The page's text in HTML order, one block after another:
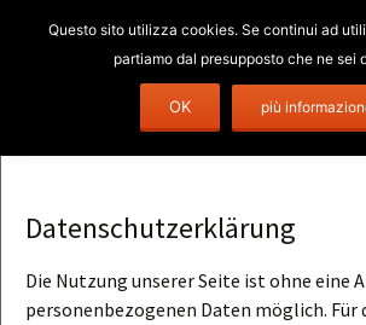
contenuto
Datenschutzerklärung
Die Nutzung unserer Seite ist ohne eine
personenbezogenen Daten möglich. Für
OK